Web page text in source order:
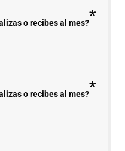
o recibes al mes?*
o recibes al mes?*